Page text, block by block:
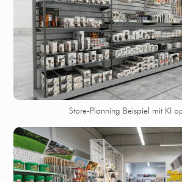
Store-Planning Beispiel mit KI